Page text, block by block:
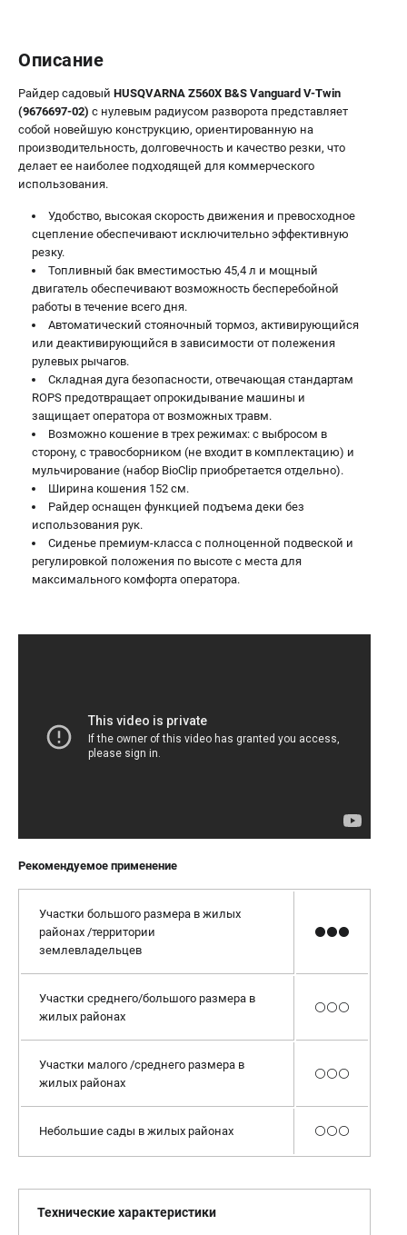
Описание
Райдер садовый HUSQVARNA Z560X B&S Vanguard V-Twin
(9676697-02) с нулевым радиусом разворота представляет
собой новейшую конструкцию, ориентированную на
производительность, долговечность и качество резки, что
делает ее наиболее подходящей для коммерческого
использования.
Удобство, высокая скорость движения и превосходное
сцепление обеспечивают исключительно эффективную
резку.
Топливный бак вместимостью 45,4 л и мощный
двигатель обеспечивают возможность бесперебойной
работы в течение всего дня.
Автоматический стояночный тормоз, активирующийся
или деактивирующийся в зависимости от полежения
рулевых рычагов.
Складная дуга безопасности, отвечающая стандартам
ROPS предотвращает опрокидывание машины и
защищает оператора от возможных травм.
Возможно кошение в трех режимах: с выбросом в
сторону, с травосборником (не входит в комплектацию) и
мульчирование (набор BioClip приобретается отдельно).
Ширина кошения 152 см.
Райдер оснащен функцией подъема деки без
использования рук.
Сиденье премиум-класса с полноценной подвеской и
регулировкой положения по высоте с места для
максимального комфорта оператора.
Рекомендуемое применение
Участки большого размера в жилых
районах /территории
землевладельцев
⚫⚫⚫
Участки среднего/большого размера в
жилых районах
⚪⚪⚪
Участки малого /среднего размера в
жилых районах
⚪⚪⚪
Небольшие сады в жилых районах ⚪⚪⚪
Технические характеристики